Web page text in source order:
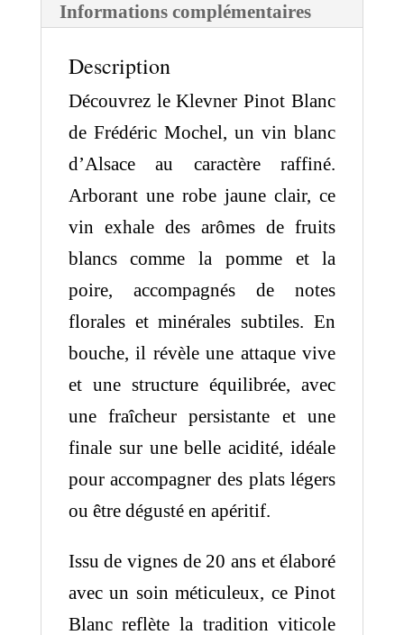
Informations complémentaires
Description
Découvrez le Klevner Pinot Blanc
de Frédéric Mochel, un vin blanc
d’Alsace au caractère raffiné.
Arborant une robe jaune clair, ce
vin exhale des arômes de fruits
blancs comme la pomme et la
poire, accompagnés de notes
florales et minérales subtiles. En
bouche, il révèle une attaque vive
et une structure équilibrée, avec
une fraîcheur persistante et une
finale sur une belle acidité, idéale
pour accompagner des plats légers
ou être dégusté en apéritif.
Issu de vignes de 20 ans et élaboré
avec un soin méticuleux, ce Pinot
Blanc reflète la tradition viticole